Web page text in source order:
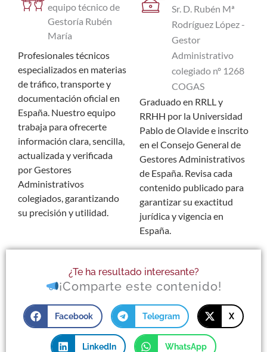
equipo técnico de
Gestoría Rubén
María
Profesionales técnicos
especializados en materias
de tráfico, transporte y
documentación oficial en
España. Nuestro equipo
trabaja para ofrecerte
información clara, sencilla,
actualizada y verificada
por Gestores
Administrativos
colegiados, garantizando
su precisión y utilidad.
Sr. D. Rubén Mª
Rodríguez López -
Gestor
Administrativo
colegiado nº 1268
COGAS
Graduado en RRLL y
RRHH por la Universidad
Pablo de Olavide e inscrito
en el Consejo General de
Gestores Administrativos
de España. Revisa cada
contenido publicado para
garantizar su exactitud
jurídica y vigencia en
España.
¿Te ha resultado interesante?
¡Comparte este contenido!
Facebook Telegram X
LinkedIn WhatsApp